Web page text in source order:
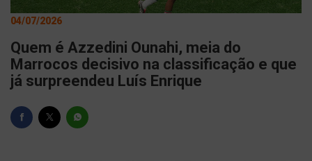
04/07/2026
Quem é Azzedini Ounahi, meia do
Marrocos decisivo na classificação e que
já surpreendeu Luís Enrique